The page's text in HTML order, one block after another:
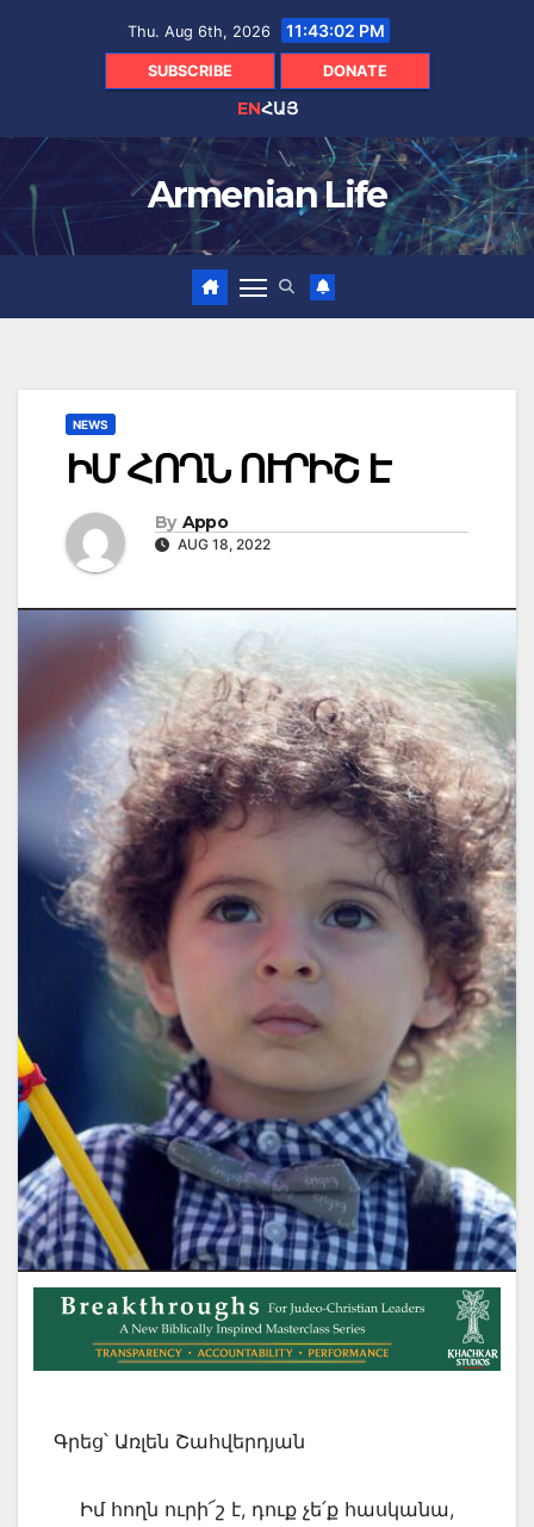
Thu. Aug 6th, 2026 11:43:03 PM
SUBSCRIBE DONATE
ENՀԱՅ
Armenian Life
NEWS
ԻՄ ՀՈՂՆ ՈՒՐԻՇ Է
By Appo
AUG 18, 2022
Գրեց՝ Առլեն Շահվերդյան
Իմ հողն ուրի՜շ է, դուք չե՛ք հասկանա,